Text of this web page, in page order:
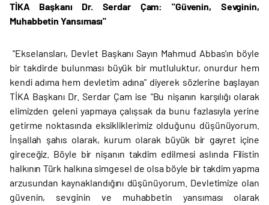
TİKA Başkanı Dr. Serdar Çam: "Güvenin, Sevginin,
Muhabbetin Yansıması"
"Ekselansları, Devlet Başkanı Sayın Mahmud Abbas'ın böyle
bir takdirde bulunması büyük bir mutluluktur, onurdur hem
kendi adıma hem devletim adına" diyerek sözlerine başlayan
TİKA Başkanı Dr. Serdar Çam ise "Bu nişanın karşılığı olarak
elimizden geleni yapmaya çalışsak da bunu fazlasıyla yerine
getirme noktasında eksikliklerimiz olduğunu düşünüyorum.
İnşallah şahıs olarak, kurum olarak büyük bir gayret içine
gireceğiz. Böyle bir nişanın takdim edilmesi aslında Filistin
halkının Türk halkına simgesel de olsa böyle bir takdim yapma
arzusundan kaynaklandığını düşünüyorum. Devletimize olan
güvenin, sevginin ve muhabbetin yansıması olarak